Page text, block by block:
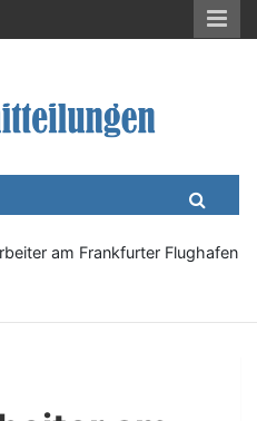
Meldungen, Wirtschaft
am Frankfurter Flughafen